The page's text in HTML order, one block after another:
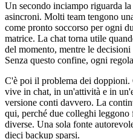
Un secondo inciampo riguarda
asincroni. Molti team tengono
come pronto soccorso per ogni
matrice. La chat torna utile
del momento, mentre le
Senza questo confine, ogni
C'è poi il problema dei doppioni.
vive in chat, in un'attività e in
versione conti davvero. La
qui, perché due colleghi
diverse. Una sola fonte
dieci backup sparsi.